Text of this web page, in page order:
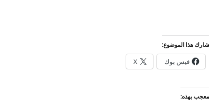
شارك هذا الموضوع:
فيس بوك X
معجب بهذه: